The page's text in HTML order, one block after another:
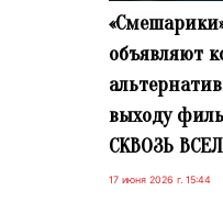
объявляют
выходу
СКВОЗЬ
17 июня 2026 г. 15:44